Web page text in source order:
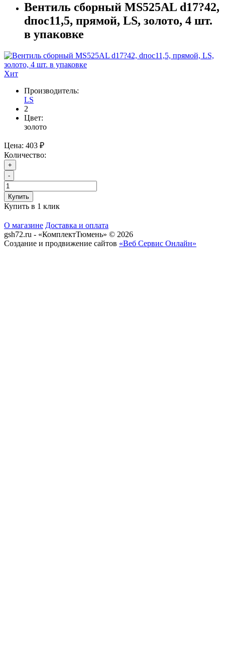
Вентиль сборный MS525AL d17?42,
dпос11,5, прямой, LS, золото, 4 шт.
в упаковке
Хит
Производитель:
LS
2
Цвет:
золото
Цена: 403 ₽
Количество:
+
-
Купить
Купить в 1 клик
О магазине Доставка и оплата
gsh72.ru - «КомплектТюмень» © 2026
Создание и продвижение сайтов «Веб Сервис Онлайн»